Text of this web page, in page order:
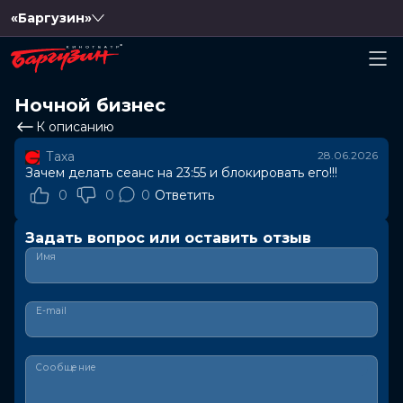
«Баргузин»
Ночной бизнес
К описанию
Таха
28.06.2026
Зачем делать сеанс на 23:55 и блокировать его!!!
0
0 0 Ответить
Задать вопрос или оставить отзыв
Имя
E-mail
Сообщение